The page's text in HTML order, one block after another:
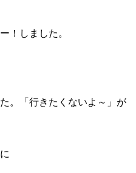
！しました。
。「行きたくないよ～」が